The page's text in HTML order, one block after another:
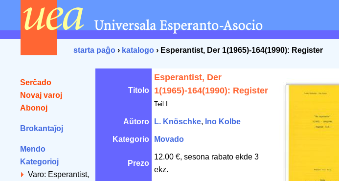
starta paĝo › katalogo › Esperantist, Der 1(1965)-164(1990): Register
Serĉado
Novaj varoj
Abonoj
Brokantaĵoj
Mendo
Kategorioj
Varo: Esperantist,
Titolo
Esperantist, Der
1(1965)-164(1990): Register
Teil I
Aŭtoro L. Knöschke, Ino Kolbe
Kategorio Movado
Prezo
12.00 €, sesona rabato ekde 3
ekz.